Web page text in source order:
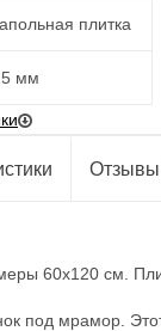
плитка
мм
Отзывы
60x120 см.
под мрамор.